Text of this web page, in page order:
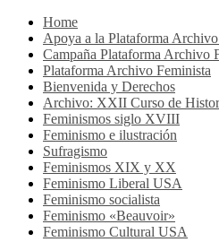
Home
Apoya a la Plataforma
Campaña Plataforma Archivo
Plataforma Archivo Feminista
Bienvenida y Derechos
Archivo: XXII Curso de
Feminismos siglo XVIII
Feminismo e ilustración
Sufragismo
Feminismos XIX y XX
Feminismo Liberal USA
Feminismo socialista
Feminismo «Beauvoir»
Feminismo Cultural USA